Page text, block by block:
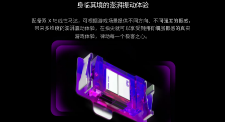
身临其境的澎湃振动体验
配备双 X 轴线性马达，可根据游戏场景提供不同方向、不同强度的振感，
带来多维度的澎湃震动体验，在指尖就可以享受到拥有细腻振感的真实
游戏体验，律动每一个极客之心。